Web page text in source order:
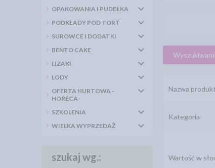
OPAKOWANIA I PUDEŁKA
PODKŁADY POD TORT
SUROWCE I DODATKI
BENTO CAKE
LIZAKI
LODY
OFERTA HURTOWA -
HORECA-
SZKOLENIA
WIELKA WYPRZEDAŻ
szukaj wg.:
Nazwa
Kategoria
Wartość w